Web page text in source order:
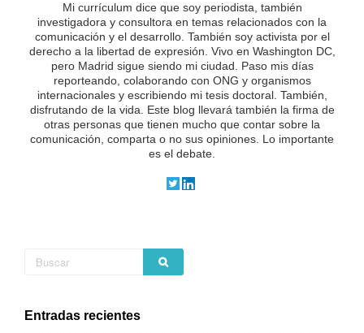
Mi currículum dice que soy periodista, también
investigadora y consultora en temas relacionados con la
comunicación y el desarrollo. También soy activista por el
derecho a la libertad de expresión. Vivo en Washington DC,
pero Madrid sigue siendo mi ciudad. Paso mis días
reporteando, colaborando con ONG y organismos
internacionales y escribiendo mi tesis doctoral. También,
disfrutando de la vida. Este blog llevará también la firma de
otras personas que tienen mucho que contar sobre la
comunicación, comparta o no sus opiniones. Lo importante
es el debate.
Entradas recientes